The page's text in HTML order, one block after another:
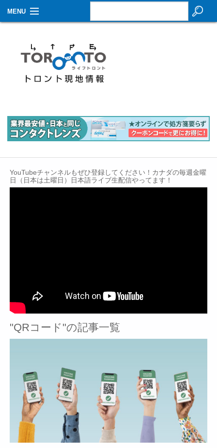
MENU
生活情報
その他
イベントカレンダー
About Us
YouTubeチャンネルもぜひ登録してください！カナダの毎週金曜
日（日本は土曜日）日本語ライブ生配信やってます！
"QRコード"の記事一覧